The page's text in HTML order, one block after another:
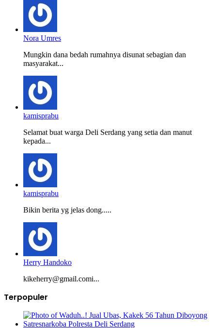
Nora Umres
Mungkin dana bedah rumahnya disunat sebagian dan
masyarakat...
kamisprabu
Selamat buat warga Deli Serdang yang setia dan manut
kepada...
kamisprabu
Bikin berita yg jelas dong.....
Herry Handoko
kikeherry@gmail.comi...
Terpopuler